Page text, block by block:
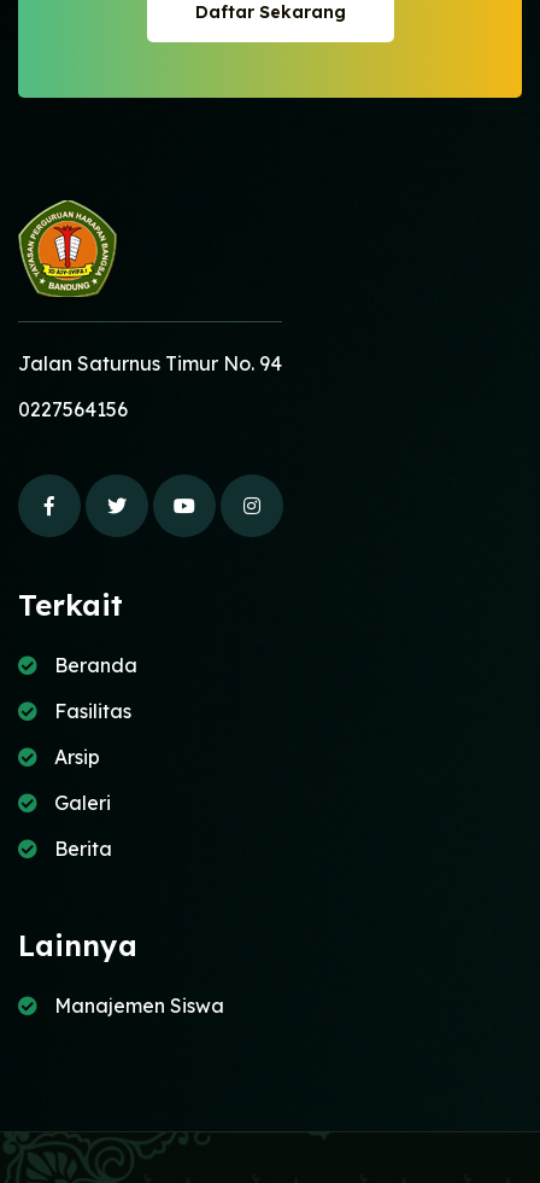
Daftar Sekarang
Daftar Sekarang
Jalan Saturnus Timur No. 94
0227564156
Terkait
Beranda
Fasilitas
Arsip
Galeri
Berita
Lainnya
Manajemen Siswa